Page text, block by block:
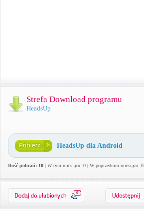
Strefa Download programu
HeadsUp
HeadsUp dla Android
Ilość pobrań: 10 | W tym miesiącu: 0 | W poprzednim miesiącu: 0
0